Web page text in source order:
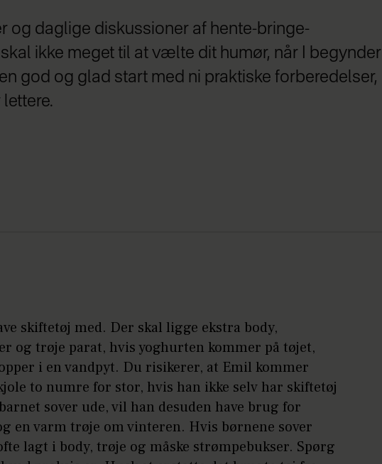
og daglige diskussioner af hente-bringe-
ikke meget til at vælte dit humør, når I begynder
god og glad start med ni praktiske forberedelser,
skiftetøj med. Der skal ligge ekstra body,
og trøje parat, hvis yoghurten kommer på tøjet,
i en vandpyt. Du risikerer, at Emil kommer
to numre for stor, hvis han ikke selv har skiftetøj
sover ude, vil han desuden have brug for
en varm trøje om vinteren. Hvis børnene sover
lagt i body, trøje og måske strømpebukser. Spørg